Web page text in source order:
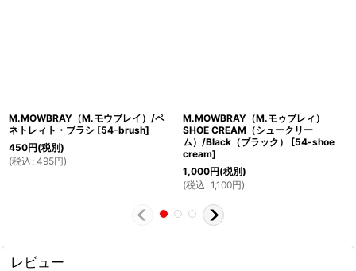
M.MOWBRAY（M.モウブレイ）/ペ
ネトレィト・ブラシ [54-brush]
450円(税別)
(税込 : 495円)
M.MOWBRAY（M.モゥブレィ）
SHOE CREAM（シュークリー
ム）/Black（ブラック）
[54-shoe
cream]
1,000円(税別)
(税込 : 1,100円)
レビュー